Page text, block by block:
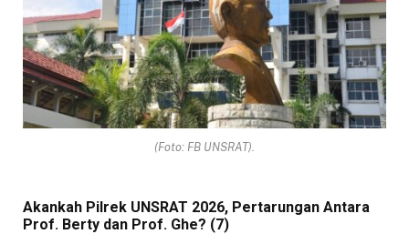
(Foto: FB UNSRAT).
Akankah Pilrek UNSRAT 2026, Pertarungan Antara
Prof. Berty dan Prof. Ghe? (7)